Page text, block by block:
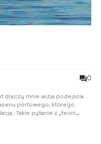
0
dręczy mnie wizja podejścia
portowego, którego
Takie pytanie z „teorii
problemów, każdy kapitan